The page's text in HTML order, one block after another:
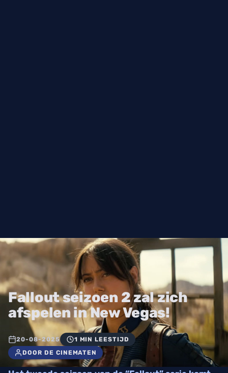
Fallout seizoen 2 zal zich
afspelen in New Vegas!
20-08-2025
1 MIN LEESTIJD
DOOR DE CINEMATEN